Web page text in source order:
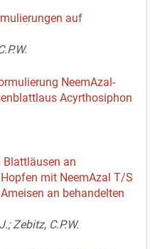
auf
NeemAzal-
Acyrthosiphon
Blattläusen an
mit NeemAzal T/S
an behandelten
Zebitz, C.P.W.